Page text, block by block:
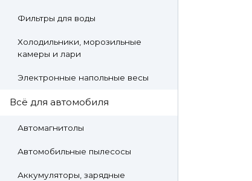
Фильтры для воды
Холодильники, морозильные
камеры и лари
Электронные напольные весы
Всё для автомобиля
Автомагнитолы
Автомобильные пылесосы
Аккумуляторы, зарядные